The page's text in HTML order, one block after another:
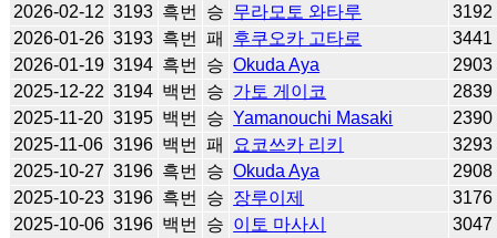
2026-02-12 3193 흑번 승 무라모토 와타루
3192
2026-01-26 3193 흑번 패 후쿠오카 고타로
3441
2026-01-19 3194 흑번 승 Okuda Aya
2903
2025-12-22 3194 백번 승 가토 게이코
2839
2025-11-20 3195 백번 승 Yamanouchi Masaki
2390
2025-11-06 3196 백번 패 요코쓰카 리키
3293
2025-10-27 3196 흑번 승 Okuda Aya
2908
2025-10-23 3196 흑번 승 장루이제
3176
2025-10-06 3196 백번 승 이토 마사시
3047